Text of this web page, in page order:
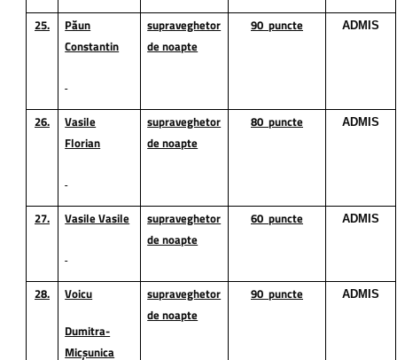
25.
Păun
Constantin
supraveghetor
de noapte
90 puncte ADMIS
26.
Vasile
Florian
supraveghetor
de noapte
80 puncte ADMIS
27. Vasile Vasile
supraveghetor
de noapte
60 puncte ADMIS
28. Voicu
Dumitra-
Micșunica
supraveghetor
de noapte
90 puncte ADMIS